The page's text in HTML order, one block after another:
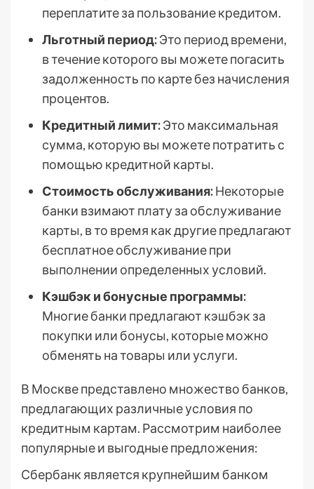
переплатите за пользование кредитом.
Льготный период:Это период времени,
в течение которого вы можете погасить
задолженность по карте без начисления
процентов.
Кредитный лимит:Это максимальная
сумма, которую вы можете потратить с
помощью кредитной карты.
Стоимость обслуживания:Некоторые
банки взимают плату за обслуживание
карты, в то время как другие предлагают
бесплатное обслуживание при
выполнении определенных условий.
Кэшбэк и бонусные программы:
Многие банки предлагают кэшбэк за
покупки или бонусы, которые можно
обменять на товары или услуги.
В Москве представлено множество банков,
предлагающих различные условия по
кредитным картам. Рассмотрим наиболее
популярные и выгодные предложения:
Сбербанк является крупнейшим банком